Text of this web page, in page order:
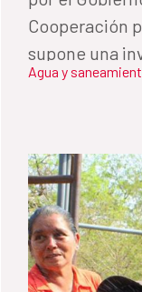
Cooperación
supone una
euros.
Agua y